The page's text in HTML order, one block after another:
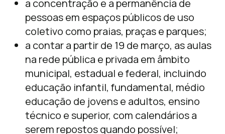
a concentração e a permanência de
pessoas em espaços públicos de uso
coletivo como praias, praças e parques;
a contar a partir de 19 de março, as aulas
na rede pública e privada em âmbito
municipal, estadual e federal, incluindo
educação infantil, fundamental, médio
educação de jovens e adultos, ensino
técnico e superior, com calendários a
serem repostos quando possível;